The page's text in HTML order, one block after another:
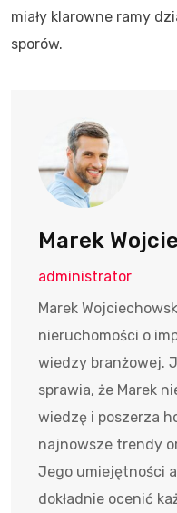
miały klarowne ramy
sporów.
Marek
administrator
Marek
nieruchomości o
wiedzy branżowej.
sprawia, że Marek
wiedzę i poszerza
najnowsze trendy
Jego umiejętności
dokładnie ocenić